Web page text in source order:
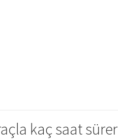
kaç saat sürer